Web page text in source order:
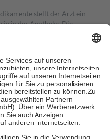
stellt der Arzt ein
in der Apotheke. Die
in der Regel die
einen Teil davon als Zuzahlung
in Höhe von zehn
jedochfünf Euround
nie mehr als die tatsächlichen
auch für Online-Apotheken.
beträgt die
sowie zehn Euro je